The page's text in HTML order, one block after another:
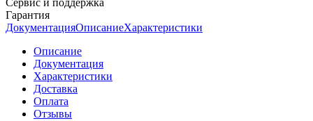
Сервис и поддержка
Гарантия
ДокументацияОписаниеХарактеристики
Описание
Документация
Характеристики
Доставка
Оплата
Отзывы